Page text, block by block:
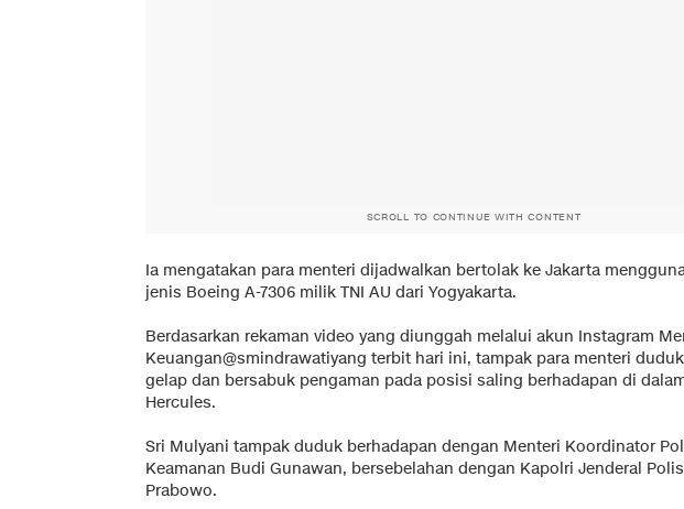
SCROLL TO CONTINUE WITH CONTENT
Ia mengatakan para menteri dijadwalkan bertolak ke Jakarta
jenis Boeing A-7306 milik TNI AU dari Yogyakarta.
Berdasarkan rekaman video yang diunggah melalui akun Instagram
Keuangan@smindrawatiyang terbit hari ini, tampak para menteri
gelap dan bersabuk pengaman pada posisi saling berhadapan di
Hercules.
Sri Mulyani tampak duduk berhadapan dengan Menteri Koordinator
Keamanan Budi Gunawan, bersebelahan dengan Kapolri Jenderal
Prabowo.